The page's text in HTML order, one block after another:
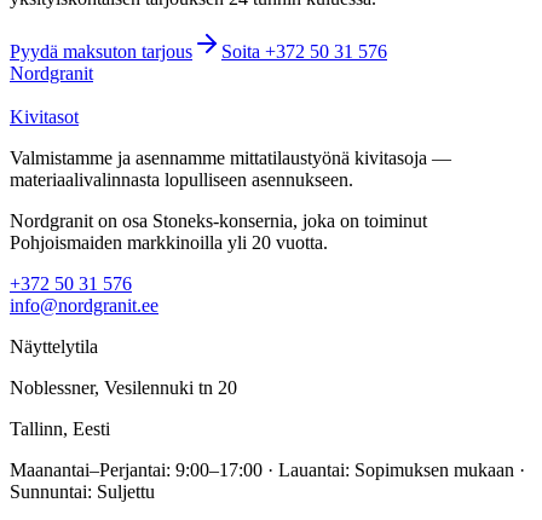
Pyydä maksuton tarjous
Soita +372 50 31 576
Nordgranit
Kivitasot
Valmistamme ja asennamme mittatilaustyönä kivitasoja —
materiaalivalinnasta lopulliseen asennukseen.
Nordgranit on osa Stoneks-konsernia, joka on toiminut
Pohjoismaiden markkinoilla yli 20 vuotta.
+372 50 31 576
info@nordgranit.ee
Näyttelytila
Noblessner, Vesilennuki tn 20
Tallinn, Eesti
Maanantai–Perjantai: 9:00–17:00 · Lauantai: Sopimuksen mukaan ·
Sunnuntai: Suljettu